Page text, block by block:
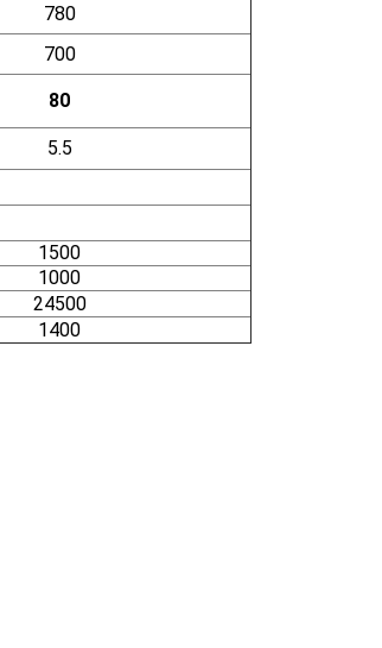
780
700
80
5.5
1500
1000
24500
1400